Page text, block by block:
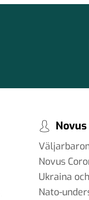
Novus
Ukraina
Nato-